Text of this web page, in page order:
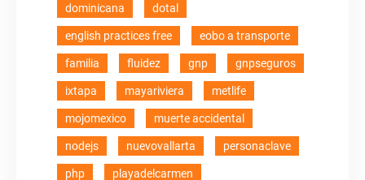
dominicana dotal
english practices free eobo a transporte
familia fluidez gnp gnpseguros
ixtapa mayariviera metlife
mojomexico muerte accidental
nodejs nuevovallarta personaclave
php playadelcarmen